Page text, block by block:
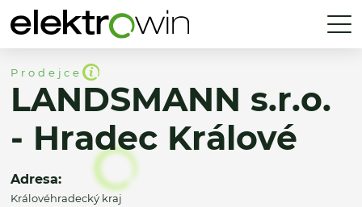
Prodejce
LANDSMANN s.r.o.
- Hradec Králové
Adresa:
Královéhradecký kraj